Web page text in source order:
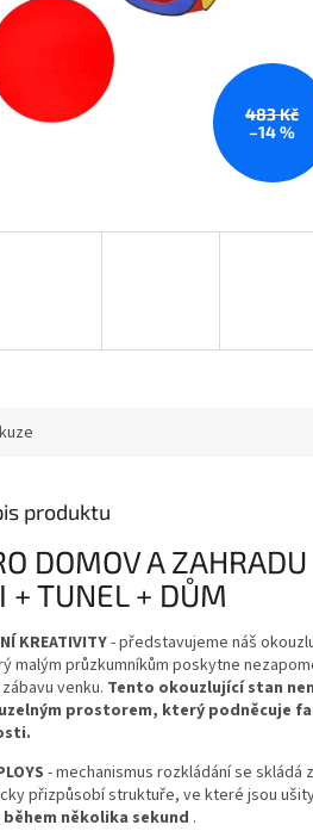
483 Kč
–14 %
produktu
DOMOV A
+ TUNEL + DŮM
KREATIVITY- představujeme náš
malým průzkumníkům poskytne
venku. Tento okouzlující stan
prostorem, který podněcuje
- mechanismus rozkládání se skládá
přizpůsobí struktuře, ve které jsou
několika sekund .